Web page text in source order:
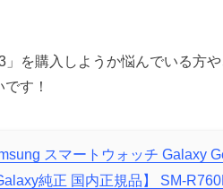
を購入しようか悩んでいる方
す！
スマートウォッチ Galaxy
純正 国内正規品】 SM-